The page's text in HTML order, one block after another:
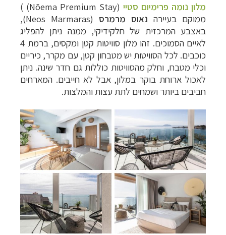
מלון נומה פרימיום סטיי
(Nōema Premium Stay) )
ממוקם בעיירה נאוס מרמרס
(Neos Marmaras),
באצבע המרכזית של חלקידיקי, ממנה ניתן להפליג
לאיים הסמוכים. זהו מלון סוויטות קטן ומקסים, ברמת 4
כוכבים. לכל הסוויטות יש מטבחון קטן, עם מקרר, כיריים
וכלי מטבח, וחלק מהסוויטות כוללות גם חדר שינה. ניתן
לאכול ארוחת בוקר במלון, אבל לא חייבים. המארחים
חביבים ביותר ושמחים לתת עצות והמלצות.